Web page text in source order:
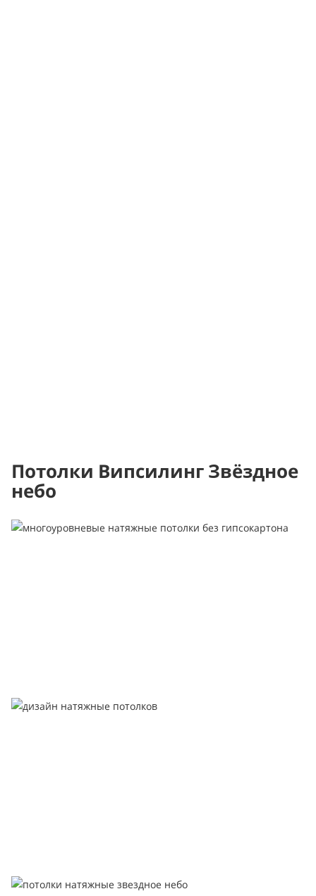
Потолки Випсилинг Звёздное
небо